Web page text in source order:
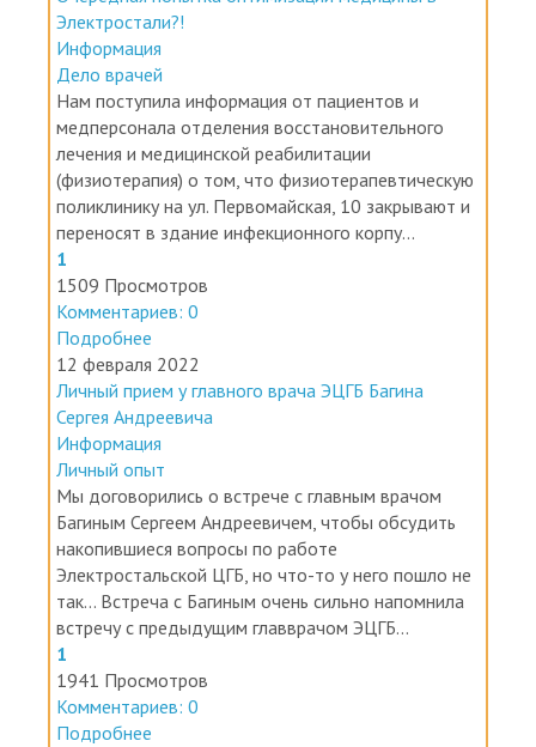
Электростали?!
Информация
Дело врачей
Нам поступила информация от пациентов и
медперсонала отделения восстановительного
лечения и медицинской реабилитации
(физиотерапия) о том, что физиотерапевтическую
поликлинику на ул. Первомайская, 10 закрывают и
переносят в здание инфекционного корпу...
1
1509 Просмотров
Комментариев: 0
Подробнее
12 февраля 2022
Личный прием у главного врача ЭЦГБ Багина
Сергея Андреевича
Информация
Личный опыт
Мы договорились о встрече с главным врачом
Багиным Сергеем Андреевичем, чтобы обсудить
накопившиеся вопросы по работе
Электростальской ЦГБ, но что-то у него пошло не
так... Встреча с Багиным очень сильно напомнила
встречу с предыдущим главврачом ЭЦГБ...
1
1941 Просмотров
Комментариев: 0
Подробнее